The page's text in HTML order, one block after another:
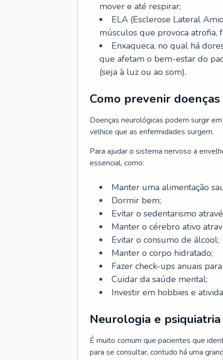
mover e até respirar;
ELA (Esclerose Lateral
músculos que provoca atrofia,
Enxaqueca, no qual há
que afetam o bem-estar do
(seja à luz ou ao som).
Como prevenir
Doenças neurológicas podem surgir
velhice que as enfermidades surgem.
Para ajudar o sistema nervoso a
essencial, como:
Manter uma alimentação
Dormir bem;
Evitar o sedentarismo
Manter o cérebro ativo
Evitar o consumo de álcool;
Manter o corpo hidratado;
Fazer check-ups anuais
Cuidar da saúde mental;
Investir em hobbies e
Neurologia e psiquiatria
É muito comum que pacientes que
para se consultar, contudo há uma